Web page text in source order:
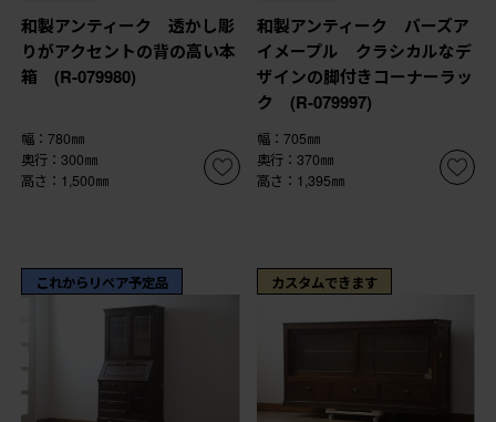
和製アンティーク 透かし彫
りがアクセントの背の高い本
箱 (R-079980)
幅：780㎜
奥行：300㎜
高さ：1,500㎜
和製アンティーク バーズア
イメープル クラシカルなデ
ザインの脚付きコーナーラッ
ク (R-079997)
幅：705㎜
奥行：370㎜
高さ：1,395㎜
これからリペア予定品 カスタムできます